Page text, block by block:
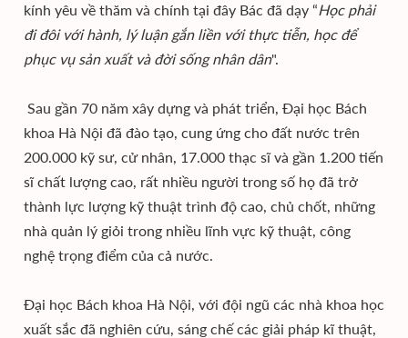
kính yêu về thăm và chính tại đây Bác đã dạy “Học phải
đi đôi với hành, lý luận gắn liền với thực tiễn, học để
phục vụ sản xuất và đời sống nhân dân".
Sau gần 70 năm xây dựng và phát triển, Đại học Bách
khoa Hà Nội đã đào tạo, cung ứng cho đất nước trên
200.000 kỹ sư, cử nhân, 17.000 thạc sĩ và gần 1.200 tiến
sĩ chất lượng cao, rất nhiều người trong số họ đã trở
thành lực lượng kỹ thuật trình độ cao, chủ chốt, những
nhà quản lý giỏi trong nhiều lĩnh vực kỹ thuật, công
nghệ trọng điểm của cả nước.
Đại học Bách khoa Hà Nội, với đội ngũ các nhà khoa học
xuất sắc đã nghiên cứu, sáng chế các giải pháp kĩ thuật,